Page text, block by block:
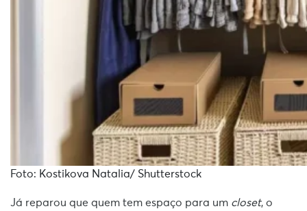
Foto: Kostikova Natalia/ Shutterstock
Já reparou que quem tem espaço para um closet, o